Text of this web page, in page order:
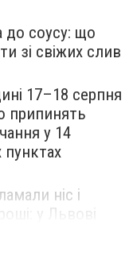
до соусу: що
зі свіжих слив
17–18 серпня
припинять
у 14
пунктах
ніс і
у Львові